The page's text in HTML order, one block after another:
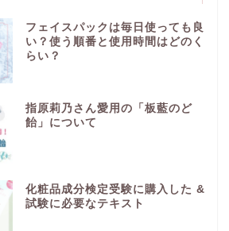
フェイスパックは毎日使っても良
い？使う順番と使用時間はどのく
らい？
指原莉乃さん愛用の「板藍のど
飴」について
化粧品成分検定受験に購入した &
試験に必要なテキスト